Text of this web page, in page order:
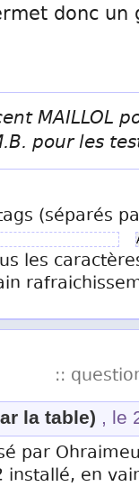
donc
MAILLOL
pour les
(séparés
les
::
la table) , le
par
installé, en